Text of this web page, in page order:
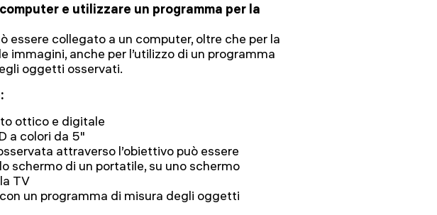
e utilizzare un programma per la
essere collegato a un computer, oltre che per la
immagini, anche per l’utilizzo di un programma
oggetti osservati.
ottico e digitale
a colori da 5"
attraverso l’obiettivo può essere
schermo di un portatile, su uno schermo
TV
un programma di misura degli oggetti